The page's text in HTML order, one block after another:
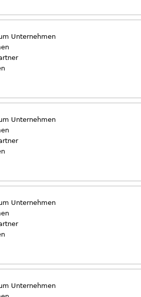
Unternehmen
Unternehmen
Unternehmen
Unternehmen